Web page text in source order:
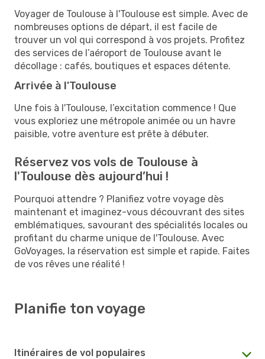
Voyager de Toulouse à l'Toulouse est simple. Avec de
nombreuses options de départ, il est facile de
trouver un vol qui correspond à vos projets. Profitez
des services de l’aéroport de Toulouse avant le
décollage : cafés, boutiques et espaces détente.
Arrivée à l'Toulouse
Une fois à l'Toulouse, l’excitation commence ! Que
vous exploriez une métropole animée ou un havre
paisible, votre aventure est prête à débuter.
Réservez vos vols de Toulouse à
l'Toulouse dès aujourd’hui !
Pourquoi attendre ? Planifiez votre voyage dès
maintenant et imaginez-vous découvrant des sites
emblématiques, savourant des spécialités locales ou
profitant du charme unique de l'Toulouse. Avec
GoVoyages, la réservation est simple et rapide. Faites
de vos rêves une réalité !
Planifie ton voyage
Itinéraires de vol populaires